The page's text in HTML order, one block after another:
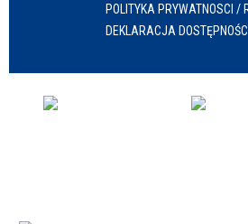
POLITYKA PRYWATNOSCI /
DEKLARACJA